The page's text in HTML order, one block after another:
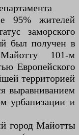
95% жителей
заморского
был получен в
101-м
Европейского
территорией
выравниванием
урбанизации и
город Майотты